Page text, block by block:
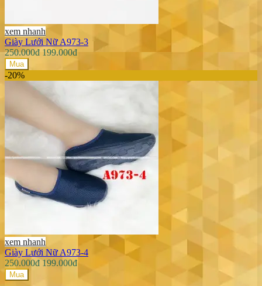
xem nhanh
Giày Lưới Nữ A973-3
250.000đ 199.000đ
Mua
-20%
xem nhanh
Giày Lưới Nữ A973-4
250.000đ 199.000đ
Mua